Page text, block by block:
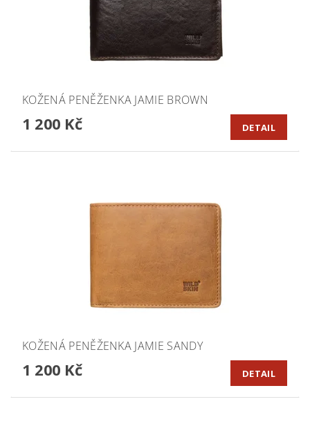
KOŽENÁ PENĚŽENKA JAMIE BROWN
1 200 Kč DETAIL
KOŽENÁ PENĚŽENKA JAMIE SANDY
1 200 Kč DETAIL